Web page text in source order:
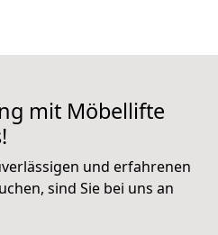
mit Möbellifte
und erfahrenen
sind Sie bei uns an